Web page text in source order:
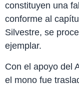
constituyen una
conforme al
Silvestre, se
ejemplar.
Con el apoyo del
el mono fue